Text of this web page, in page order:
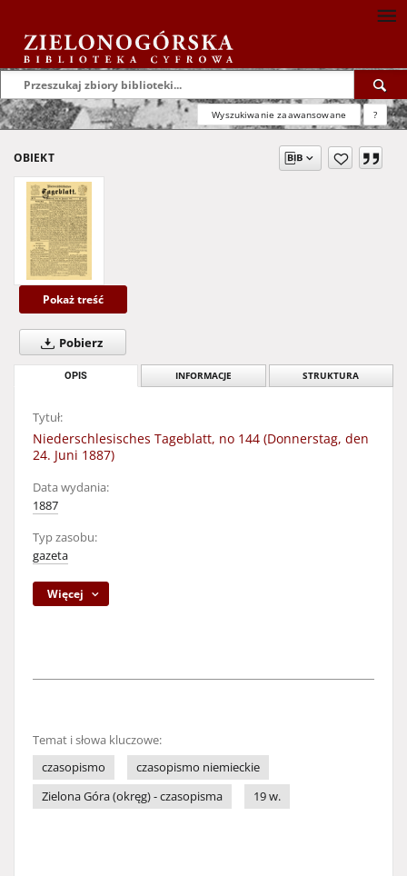
Wyszukiwanie zaawansowane ?
OBIEKT
Pokaż treść
Pobierz
OPIS INFORMACJE STRUKTURA
Tytuł:
Niederschlesisches Tageblatt, no 144 (Donnerstag, den
24. Juni 1887)
Data wydania:
1887
Typ zasobu:
gazeta
Więcej
Temat i słowa kluczowe:
czasopismo
czasopismo niemieckie
Zielona Góra (okręg) - czasopisma
19 w.